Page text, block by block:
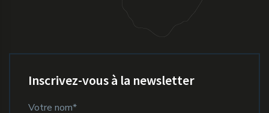
Inscrivez-vous à la newsletter